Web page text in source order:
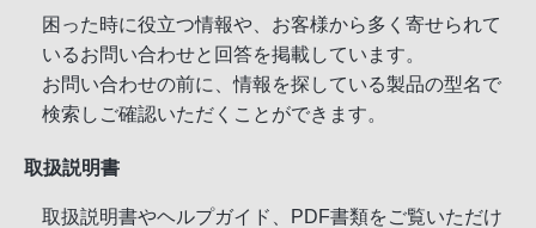
困った時に役立つ情報や、お客様から多く寄せられて
いるお問い合わせと回答を掲載しています。
お問い合わせの前に、情報を探している製品の型名で
検索しご確認いただくことができます。
取扱説明書
取扱説明書やヘルプガイド、PDF書類をご覧いただけ